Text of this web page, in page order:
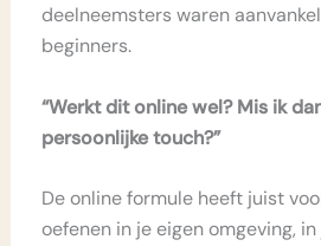
deelneemsters waren
beginners.
“Werkt dit online wel? Mis ik
persoonlijke touch?”
De online formule heeft juist
oefenen in je eigen omgeving,